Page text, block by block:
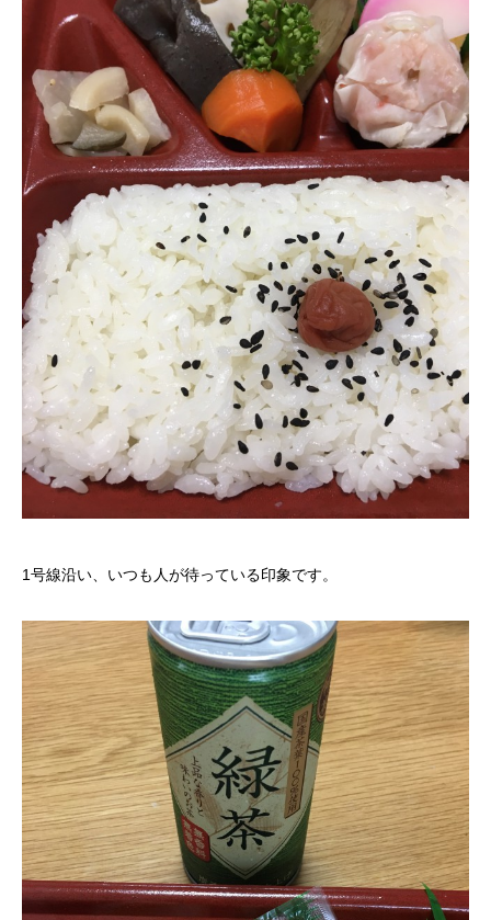
1号線沿い、いつも人が待っている印象です。